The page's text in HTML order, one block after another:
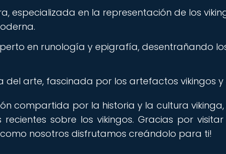
especializada en la representación de los
en runología y epigrafía, desentrañando
del arte, fascinada por los artefactos vikingos
compartida por la historia y la cultura
sobre los vikingos. Gracias por visitar
nosotros disfrutamos creándolo para ti!